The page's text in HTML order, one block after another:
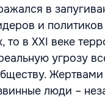
в
и политиков
то в XXI веке
угрозу
Жертвами
люди –